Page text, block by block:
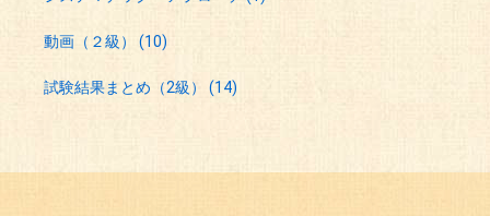
動画（２級）(10)
試験結果まとめ（2級）(14)